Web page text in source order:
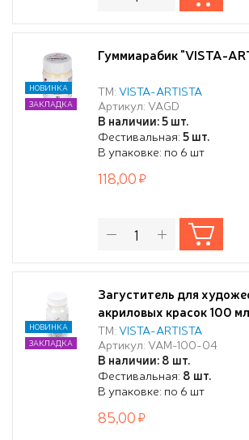
Гуммиарабик "VISTA-
ТМ:VISTA-ARTISTA
Артикул: VAGD
В наличии: 5 шт.
Фестивальная:5 шт.
В упаковке: по 6 шт
НОВИНКА
ЗАКЛАДКА
118,00
Загуститель для
акриловых красок 100
ARTISTA"
ТМ:VISTA-ARTISTA
Артикул: VAM-100-04
В наличии: 8 шт.
Фестивальная: 8 шт.
В упаковке: по 6 шт
НОВИНКА
ЗАКЛАДКА
85,00